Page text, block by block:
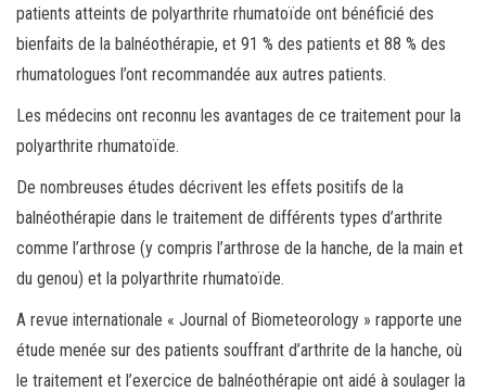
patients atteints de polyarthrite rhumatoïde ont bénéficié des
bienfaits de la balnéothérapie, et 91 % des patients et 88 % des
rhumatologues l’ont recommandée aux autres patients.
Les médecins ont reconnu les avantages de ce traitement pour la
polyarthrite rhumatoïde.
De nombreuses études décrivent les effets positifs de la
balnéothérapie dans le traitement de différents types d’arthrite
comme l’arthrose (y compris l’arthrose de la hanche, de la main et
du genou) et la polyarthrite rhumatoïde.
A revue internationale « Journal of Biometeorology » rapporte une
étude menée sur des patients souffrant d’arthrite de la hanche, où
le traitement et l’exercice de balnéothérapie ont aidé à soulager la